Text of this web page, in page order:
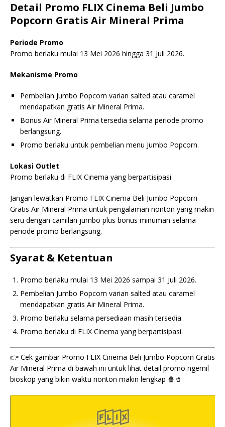
Detail Promo FLIX Cinema Beli Jumbo
Popcorn Gratis Air Mineral Prima
Periode Promo
Promo berlaku mulai 13 Mei 2026 hingga 31 Juli 2026.
Mekanisme Promo
Pembelian Jumbo Popcorn varian salted atau caramel
mendapatkan gratis Air Mineral Prima.
Bonus Air Mineral Prima tersedia selama periode promo
berlangsung.
Promo berlaku untuk pembelian menu Jumbo Popcorn.
Lokasi Outlet
Promo berlaku di FLIX Cinema yang berpartisipasi.
Jangan lewatkan Promo FLIX Cinema Beli Jumbo Popcorn
Gratis Air Mineral Prima untuk pengalaman nonton yang makin
seru dengan camilan jumbo plus bonus minuman selama
periode promo berlangsung.
Syarat & Ketentuan
Promo berlaku mulai 13 Mei 2026 sampai 31 Juli 2026.
Pembelian Jumbo Popcorn varian salted atau caramel
mendapatkan gratis Air Mineral Prima.
Promo berlaku selama persediaan masih tersedia.
Promo berlaku di FLIX Cinema yang berpartisipasi.
👉 Cek gambar Promo FLIX Cinema Beli Jumbo Popcorn Gratis
Air Mineral Prima di bawah ini untuk lihat detail promo ngemil
bioskop yang bikin waktu nonton makin lengkap 🍿🥤